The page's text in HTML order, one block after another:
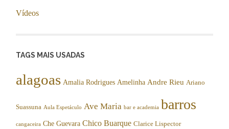
Vídeos
TAGS MAIS USADAS
alagoas Amalia Rodrigues Amelinha Andre Rieu Ariano
Suassuna Aula Espetáculo Ave Maria bar e academia barros
cangaceira Che Guevara Chico Buarque Clarice Lispector